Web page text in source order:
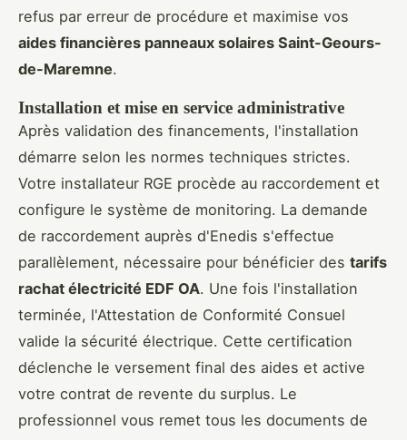
refus par erreur de procédure et maximise vos
aides financières panneaux solaires Saint-Geours-
de-Maremne.
Installation et mise en service administrative
Après validation des financements, l'installation
démarre selon les normes techniques strictes.
Votre installateur RGE procède au raccordement et
configure le système de monitoring. La demande
de raccordement auprès d'Enedis s'effectue
parallèlement, nécessaire pour bénéficier des tarifs
rachat électricité EDF OA. Une fois l'installation
terminée, l'Attestation de Conformité Consuel
valide la sécurité électrique. Cette certification
déclenche le versement final des aides et active
votre contrat de revente du surplus. Le
professionnel vous remet tous les documents de